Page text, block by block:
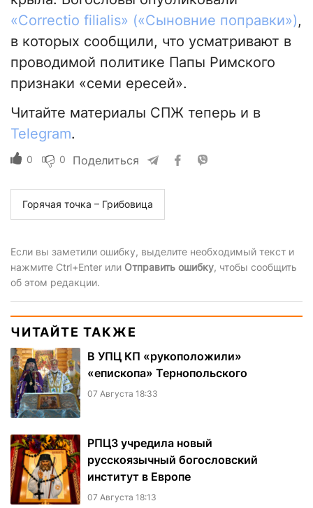
«Correctio filialis» («Сыновние поправки»),
в которых сообщили, что усматривают в
проводимой политике Папы Римского
признаки «семи ересей».
Читайте материалы СПЖ теперь и в
Telegram.
0 0 Поделиться
Горячая точка – Грибовица
Если вы заметили ошибку, выделите необходимый текст и
нажмите Ctrl+Enter или Отправить ошибку, чтобы сообщить
об этом редакции.
ЧИТАЙТЕ ТАКЖЕ
В УПЦ КП «рукоположили»
«епископа» Тернопольского
07 Августа 18:33
РПЦЗ учредила новый
русскоязычный богословский
институт в Европе
07 Августа 18:13